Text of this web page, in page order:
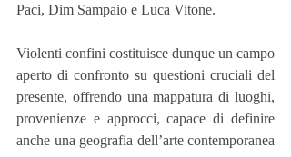
Paci, Dim Sampaio e Luca Vitone.
Violenti confini costituisce dunque un campo
aperto di confronto su questioni cruciali del
presente, offrendo una mappatura di luoghi,
provenienze e approcci, capace di definire
anche una geografia dell’arte contemporanea